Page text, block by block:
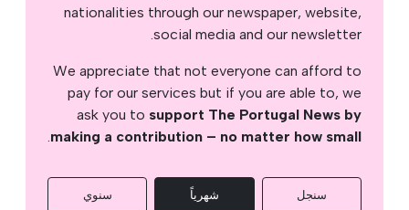
nationalities through our newspaper, website,
social media and our newsletter.
We appreciate that not everyone can afford to
pay for our services but if you are able to, we
ask you to support The Portugal News by
making a contribution – no matter how small
سنجل شهرياً سنوي